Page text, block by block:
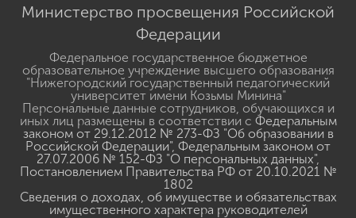
Министерство просвещения Российской
Федерации
Федеральное государственное бюджетное
образовательное учреждение высшего образования
"Нижегородский государственный педагогический
университет имени Козьмы Минина"
Персональные данные сотрудников, обучающихся и
иных лиц размещены в соответствии с Федеральным
законом от 29.12.2012 № 273-ФЗ "Об образовании в
Российской Федерации", Федеральным законом от
27.07.2006 № 152-ФЗ "О персональных данных",
Постановлением Правительства РФ от 20.10.2021 №
1802
Сведения о доходах, об имуществе и обязательствах
имущественного характера руководителей